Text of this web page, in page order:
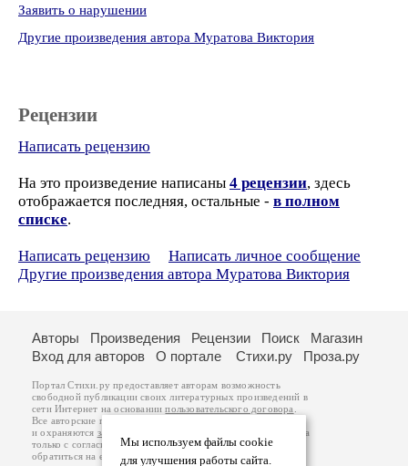
Заявить о нарушении
Другие произведения автора Муратова Виктория
Рецензии
Написать рецензию
На это произведение написаны 4 рецензии, здесь
отображается последняя, остальные - в полном
списке.
Написать рецензию
Написать личное сообщение
Другие произведения автора Муратова Виктория
Мы используем файлы cookie
для улучшения работы сайта.
Авторы Произведения Рецензии Поиск
Магазин
Вход для авторов
О портале Стихи.ру Проза.ру
Портал Стихи.ру предоставляет авторам возможность
свободной публикации своих литературных произведений в
сети Интернет на основаниипользовательского договора
Все авторские права на произведения принадлежат авторам
и охраняются законом
. Перепечатка произведений возможна
только с согласия его автора, к которому вы можете
обратиться на его авторской странице. Ответственность за